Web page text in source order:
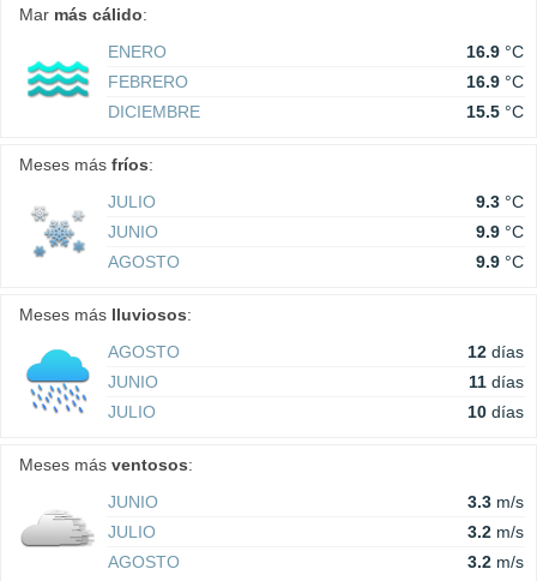
Mar más cálido:
ENERO
16.9 °C
FEBRERO
16.9 °C
DICIEMBRE
15.5 °C
Meses más fríos:
JULIO
9.3 °C
JUNIO
9.9 °C
AGOSTO
9.9 °C
Meses más lluviosos:
AGOSTO
12 días
JUNIO
11 días
JULIO
10 días
Meses más ventosos:
JUNIO
3.3 m/s
JULIO
3.2 m/s
AGOSTO
3.2 m/s